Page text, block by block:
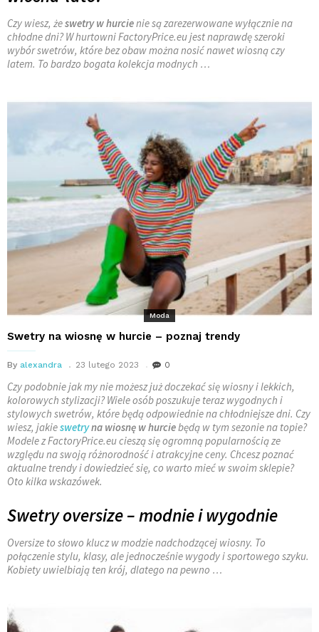
Czy wiesz, żeswetry w hurcienie są zarezerwowane wyłącznie na
chłodne dni? W hurtowni FactoryPrice.eu jest naprawdę szeroki
wybór swetrów, które bez obaw można nosić nawet wiosną czy
latem. To bardzo bogata kolekcja modnych …
Moda
Swetry na wiosnę w hurcie – poznaj trendy
By alexandra 23 lutego 2023 0
Czy podobnie jak my nie możesz już doczekać się wiosny i lekkich,
kolorowych stylizacji? Wiele osób poszukuje teraz wygodnych i
stylowych swetrów, które będą odpowiednie na chłodniejsze dni. Czy
wiesz, jakieswetryna wiosnę w hurciebędą w tym sezonie na topie?
Modele z FactoryPrice.eu cieszą się ogromną popularnością ze
względu na swoją różnorodność i atrakcyjne ceny. Chcesz poznać
aktualne trendy i dowiedzieć się, co warto mieć w swoim sklepie?
Oto kilka wskazówek.
Swetry oversize – modnie i wygodnie
Oversize to słowo klucz w modzie nadchodzącej wiosny. To
połączenie stylu, klasy, ale jednocześnie wygody i sportowego szyku.
Kobiety uwielbiają ten krój, dlatego na pewno …